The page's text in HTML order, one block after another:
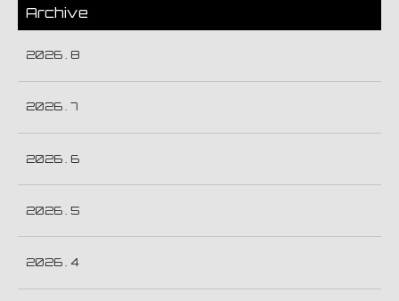
Archive
2026 . 8
2026 . 7
2026 . 6
2026 . 5
2026 . 4